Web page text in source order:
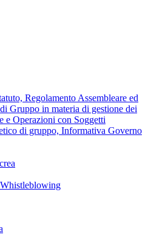
Regolamento Assembleare ed
Gruppo in materia di gestione dei
e Operazioni con Soggetti
di gruppo, Informativa Governo